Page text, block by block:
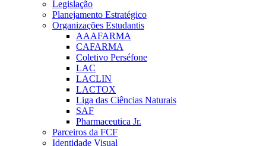
Legislação
Planejamento Estratégico
Organizações Estudantis
AAAFARMA
CAFARMA
Coletivo Perséfone
LAC
LACLIN
LACTOX
Liga das Ciências Naturais
SAF
Pharmaceutica Jr.
Parceiros da FCF
Identidade Visual